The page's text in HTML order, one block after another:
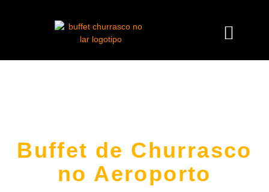
Buffet de Churrasco
no Aeroporto